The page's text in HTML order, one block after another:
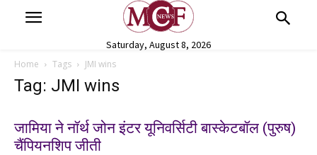
Saturday, August 8, 2026
Home Tags JMI wins
Tag: JMI wins
जामिया ने नॉर्थ जोन इंटर यूनिवर्सिटी बास्केटबॉल (पुरुष)
चैंपियनशिप जीती